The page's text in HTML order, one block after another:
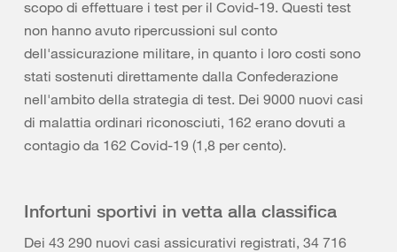
scopo di effettuare i test per il Covid-19. Questi test
non hanno avuto ripercussioni sul conto
dell'assicurazione militare, in quanto i loro costi sono
stati sostenuti direttamente dalla Confederazione
nell'ambito della strategia di test. Dei 9000 nuovi casi
di malattia ordinari riconosciuti, 162 erano dovuti a
contagio da 162 Covid-19 (1,8 per cento).
Infortuni sportivi in vetta alla classifica
Dei 43 290 nuovi casi assicurativi registrati, 34 716